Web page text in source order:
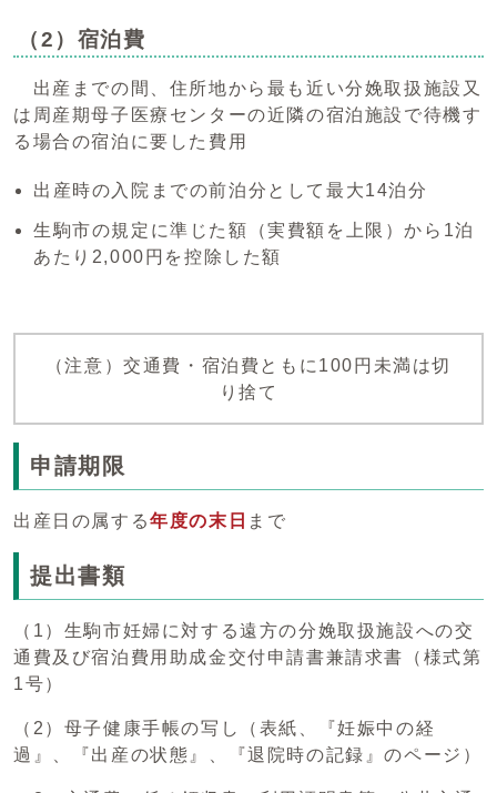
（2）宿泊費
出産までの間、住所地から最も近い分娩取扱施設又
は周産期母子医療センターの近隣の宿泊施設で待機す
る場合の宿泊に要した費用
出産時の入院までの前泊分として最大14泊分
生駒市の規定に準じた額（実費額を上限）から1泊
あたり2,000円を控除した額
（注意）交通費・宿泊費ともに100円未満は切
り捨て
申請期限
出産日の属する年度の末日 まで
提出書類
（1）生駒市妊婦に対する遠方の分娩取扱施設への交
通費及び宿泊費用助成金交付申請書兼請求書（様式第
1号）
（2）母子健康手帳の写し（表紙、『妊娠中の経
過』、『出産の状態』、『退院時の記録』のページ）